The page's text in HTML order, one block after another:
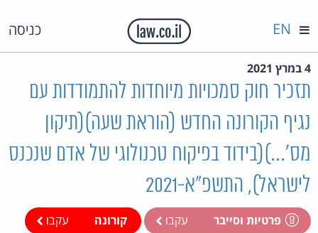
כניסה EN
4 במרץ 2021
תזכיר חוק סמכויות מיוחדות להתמודדות עם
נגיף הקורונה החדש (הוראת שעה)(תיקון
מס'...)(בידוד בפיקוח טכנולוגי של אדם שנכנס
לישראל), התשפ"א-2021
פרטיות וסייבר עקבו קורונה עקבו